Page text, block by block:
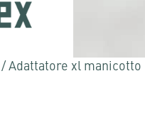
/Adattatore xl